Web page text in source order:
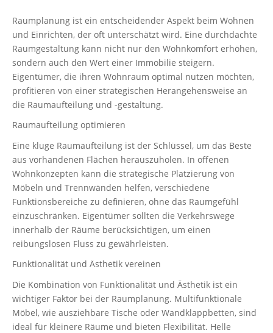
Raumplanung ist ein entscheidender Aspekt beim Wohnen
und Einrichten, der oft unterschätzt wird. Eine durchdachte
Raumgestaltung kann nicht nur den Wohnkomfort erhöhen,
sondern auch den Wert einer Immobilie steigern.
Eigentümer, die ihren Wohnraum optimal nutzen möchten,
profitieren von einer strategischen Herangehensweise an
die Raumaufteilung und -gestaltung.
Raumaufteilung optimieren
Eine kluge Raumaufteilung ist der Schlüssel, um das Beste
aus vorhandenen Flächen herauszuholen. In offenen
Wohnkonzepten kann die strategische Platzierung von
Möbeln und Trennwänden helfen, verschiedene
Funktionsbereiche zu definieren, ohne das Raumgefühl
einzuschränken. Eigentümer sollten die Verkehrswege
innerhalb der Räume berücksichtigen, um einen
reibungslosen Fluss zu gewährleisten.
Funktionalität und Ästhetik vereinen
Die Kombination von Funktionalität und Ästhetik ist ein
wichtiger Faktor bei der Raumplanung. Multifunktionale
Möbel, wie ausziehbare Tische oder Wandklappbetten, sind
ideal für kleinere Räume und bieten Flexibilität. Helle